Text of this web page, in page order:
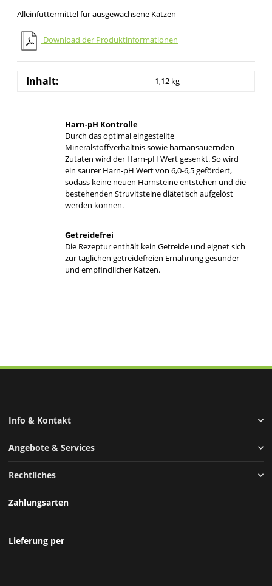
Alleinfuttermittel für ausgewachsene Katzen
Download der Produktinformationen
Inhalt: 1,12 kg
Harn-pH Kontrolle
Durch das optimal eingestellte
Mineralstoffverhältnis sowie harnansäuernden
Zutaten wird der Harn-pH Wert gesenkt. So wird
ein saurer Harn-pH Wert von 6,0-6,5 gefördert,
sodass keine neuen Harnsteine entstehen und die
bestehenden Struvitsteine diätetisch aufgelöst
werden können.
Getreidefrei
Die Rezeptur enthält kein Getreide und eignet sich
zur täglichen getreidefreien Ernährung gesunder
und empfindlicher Katzen.
Info & Kontakt
Angebote & Services
Rechtliches
Zahlungsarten
Lieferung per